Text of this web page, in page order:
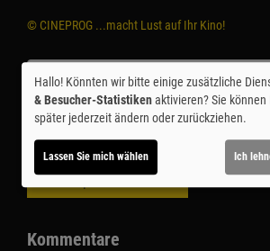
© CINEPROG ...macht Lust auf Ihr Kino!
Möchten Sie vonYoutube (Trailer ansehen)
externe Inhalte laden?
Kommentare
Hallo! Könnten wir bitte einige zusätzliche
& Besucher-Statistikenaktivieren? Sie
später jederzeit ändern oder zurückziehen.
Lassen Sie mich wählen Ich